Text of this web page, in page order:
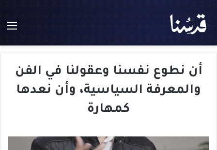
أن نطوع نفسنا وعقولنا في الفن
والمعرفة السياسية، وأن نعدها
كمهارة